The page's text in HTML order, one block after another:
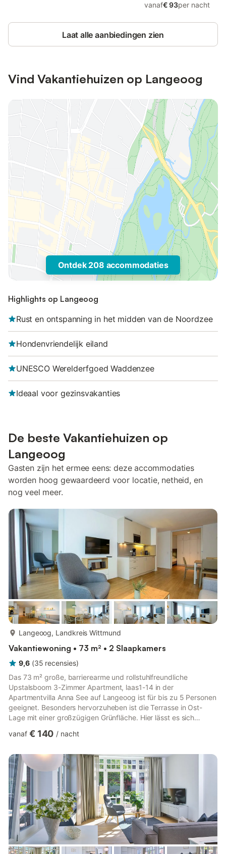
vanaf€ 93per nacht
Laat alle aanbiedingen zien
Vind Vakantiehuizen op Langeoog
Ontdek 208 accommodaties
Highlights op Langeoog
Rust en ontspanning in het midden van de Noordzee
Hondenvriendelijk eiland
UNESCO Werelderfgoed Waddenzee
Ideaal voor gezinsvakanties
De beste Vakantiehuizen op
Langeoog
Gasten zijn het ermee eens: deze accommodaties
worden hoog gewaardeerd voor locatie, netheid, en
nog veel meer.
Langeoog, Landkreis Wittmund
Vakantiewoning • 73 m² • 2 Slaapkamers
9,6 (35 recensies)
Das 73 m² große, barrierearme und rollstuhlfreundliche
Upstalsboom 3-Zimmer Apartment, laas1-14 in der
Apartmentvilla Anna See auf Langeoog ist für bis zu 5 Personen
geeignet. Besonders hervorzuheben ist die Terrasse in Ost-
Lage mit einer großzügigen Grünfläche. Hier lässt es sich
Langeoogs genießen. Die Lage Die moderne und helle
Apartmentvilla Anna See, im Langeooger Ortszentrum, an der
Barkhausenstraße gelegen. Der weitläufige Sandstrand und die
Promenade sind nur 300 Meter entf...
vanaf € 140 / nacht